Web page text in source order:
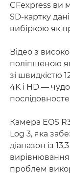
CFexpress ви
SD-картку
вибіркою як
Відео з
поліпшеною
зі швидкістю
4K і HD —
Камера EOS
Log 3, яка
діапазон із
проблем